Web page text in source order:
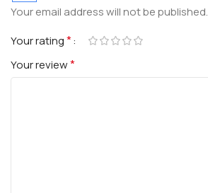
Your email address will not be published.
Your rating*
Your review*